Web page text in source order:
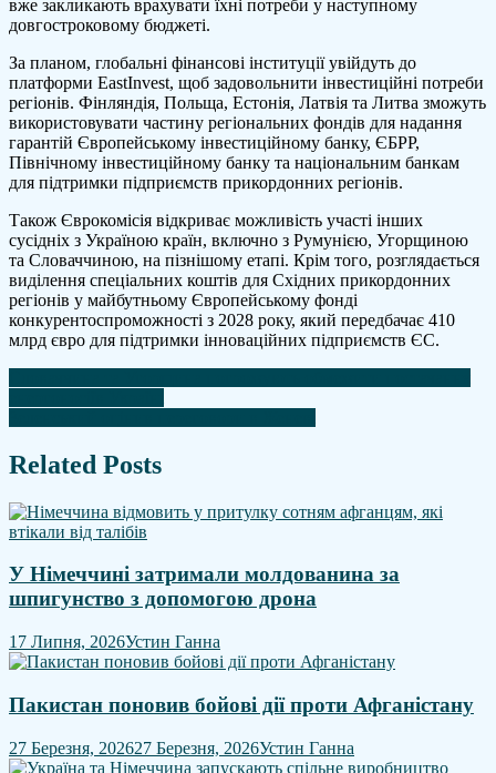
вже закликають врахувати їхні потреби у наступному
довгостроковому бюджеті.
За планом, глобальні фінансові інституції увійдуть до
платформи EastInvest, щоб задовольнити інвестиційні потреби
регіонів. Фінляндія, Польща, Естонія, Латвія та Литва зможуть
використовувати частину регіональних фондів для надання
гарантій Європейському інвестиційному банку, ЄБРР,
Північному інвестиційному банку та національним банкам
для підтримки підприємств прикордонних регіонів.
Також Єврокомісія відкриває можливість участі інших
сусідніх з Україною країн, включно з Румунією, Угорщиною
та Словаччиною, на пізнішому етапі. Крім того, розглядається
виділення спеціальних коштів для Східних прикордонних
регіонів у майбутньому Європейському фонді
конкурентоспроможності з 2028 року, який передбачає 410
млрд євро для підтримки інноваційних підприємств ЄС.
Навігація
записів
Related Posts
У Німеччині затримали молдованина за
шпигунство з допомогою дрона
17 Липня, 2026Устин Ганна
Пакистан поновив бойові дії проти Афганістану
27 Березня, 202627 Березня, 2026Устин Ганна